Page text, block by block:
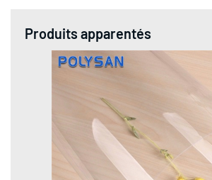
Produits apparentés